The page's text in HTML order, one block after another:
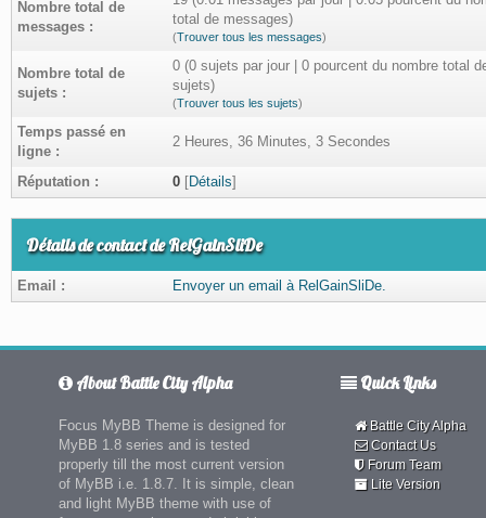
Nombre total de
messages :
total de messages)
(Trouver tous les messages)
Nombre total de
sujets :
0 (0 sujets par jour | 0 pourcent du nombre total
sujets)
(Trouver tous les sujets)
Temps passé en
ligne :
2 Heures, 36 Minutes, 3 Secondes
Réputation : 0 [Détails]
Détails de contact de RelGainSliDe
Email : Envoyer un email à RelGainSliDe.
About Battle City Alpha
Focus MyBB Theme is designed for
MyBB 1.8 series and is tested
properly till the most current version
of MyBB i.e. 1.8.7. It is simple, clean
and light MyBB theme with use of
Quick Links
Battle City Alpha
Contact Us
Forum Team
Lite Version